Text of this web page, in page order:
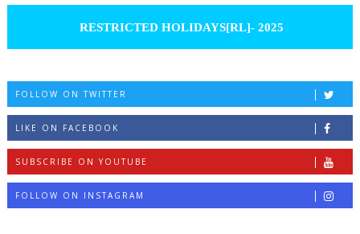
RESTRICTED HOLIDAYS[RL]- 2025
FOLLOW ON TWITTER
LIKE ON FACEBOOK
SUBSCRIBE ON YOUTUBE
FOLLOW ON INSTAGRAM